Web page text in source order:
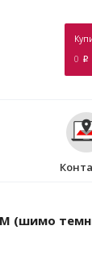
0 p
М (шимо